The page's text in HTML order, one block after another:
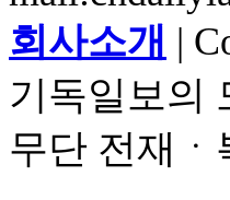
회사소개 |
기독일보의
무단 전재ㆍ